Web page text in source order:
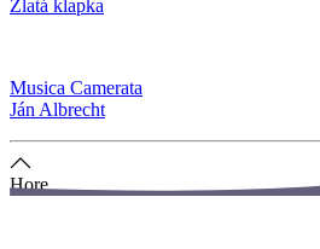
Zlatá klapka
Musica Camerata
Ján Albrecht
Hore